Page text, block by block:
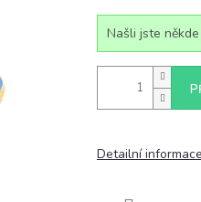
Našli jste
Detailní informace